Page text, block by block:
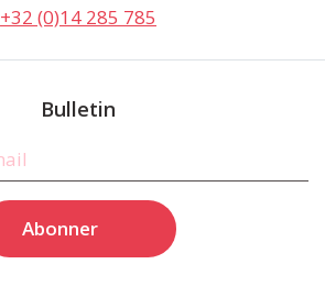
+32 (0)14 285 785
Bulletin
Votre adresse e-mail
Abonner